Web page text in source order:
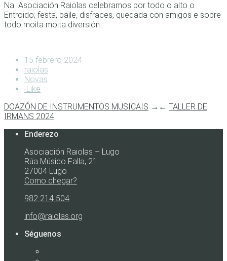
Na Asociación Raiolas celebramos por todo o alto o
Entroido; festa, baile, disfraces, quedada con amigos e sobre
todo moita moita diversión.
15 febrero 2024
raiolas
Novas
Like
DOAZÓN DE INSTRUMENTOS MUSICAIS → ← TALLER DE
IRMANS 2024
Enderezo
Asociación Raiolas – Lugo
Rúa Músico Falla, 21
27004 Lugo
Como chegar?
982 214 504
info@raiolas.org
Séguenos